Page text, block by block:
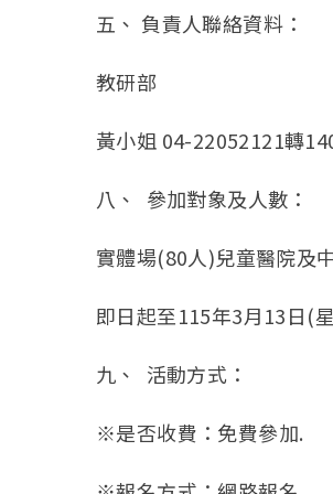
五、 負責人聯絡資料：
教研部
黃小姐 04-22052121轉
八、 參加對象及人數：
實體場(80人)兒童醫院及
即日起至115年3月13日(
九、 活動方式：
※是否收費：免費參加.